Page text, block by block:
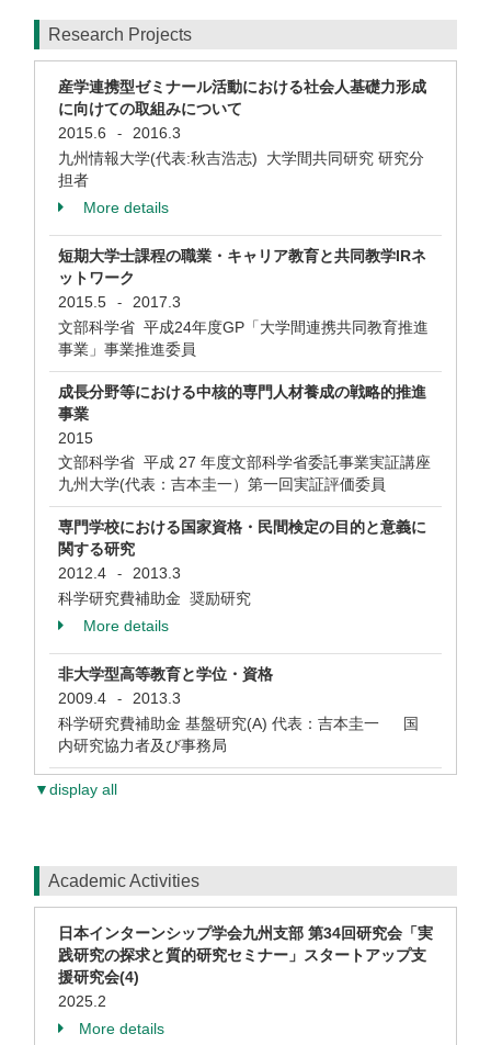
Research Projects
産学連携型ゼミナール活動における社会人基礎力形成
に向けての取組みについて
2015.6
-
2016.3
九州情報大学(代表:秋吉浩志) 大学間共同研究 研究分
担者
More details
短期大学士課程の職業・キャリア教育と共同教学IRネ
ットワーク
2015.5
-
2017.3
文部科学省 平成24年度GP「大学間連携共同教育推進
事業」事業推進委員
成長分野等における中核的専門人材養成の戦略的推進
事業
2015
文部科学省 平成 27 年度文部科学省委託事業実証講座
九州大学(代表：吉本圭一）第一回実証評価委員
専門学校における国家資格・民間検定の目的と意義に
関する研究
2012.4
-
2013.3
科学研究費補助金 奨励研究
More details
非大学型高等教育と学位・資格
2009.4
-
2013.3
科学研究費補助金 基盤研究(A) 代表：吉本圭一 国
内研究協力者及び事務局
▼display all
Academic Activities
日本インターンシップ学会九州支部 第34回研究会「実
践研究の探求と質的研究セミナー」スタートアップ支
援研究会(4)
2025.2
More details